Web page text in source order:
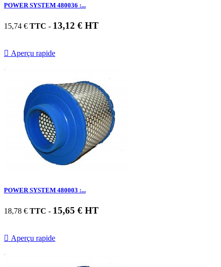
POWER SYSTEM 480036 :...
15,74 € TTC - 13,12 € HT
 Aperçu rapide
POWER SYSTEM 480003 :...
18,78 € TTC - 15,65 € HT
 Aperçu rapide